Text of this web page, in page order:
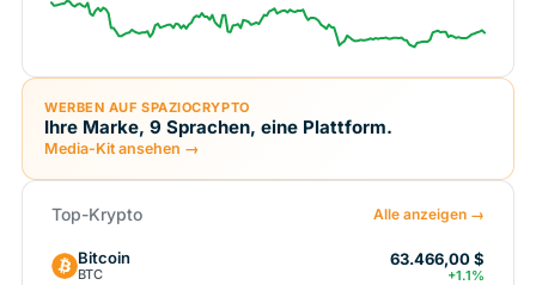
WERBEN AUF SPAZIOCRYPTO
Ihre Marke, 9 Sprachen, eine Plattform.
Media-Kit ansehen →
Top-Krypto Alle anzeigen →
Bitcoin
BTC
63.466,00 $
+1.1%